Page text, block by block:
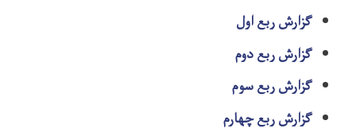
گزارش ربع اول
گزارش ربع دوم
گزارش ربع سوم
گزارش ربع چهارم